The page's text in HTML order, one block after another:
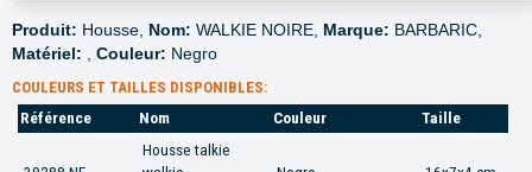
Produit: Housse, Nom: WALKIE NOIRE, Marque: BARBARIC,
Matériel:
Couleur: Negro
COULEURS ET TAILLES DISPONIBLES:
Référence
Nom Couleur Taille
Housse talkie